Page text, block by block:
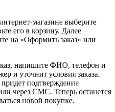
магазине выберите
его в корзину. Далее
на «Оформить заказ» или
напишите ФИО, телефон и
и уточнит условия заказа.
придет подтверждение
через СМС. Теперь останется
новой покупке.